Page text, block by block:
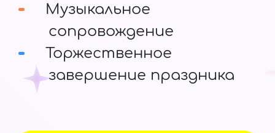
Музыкальное
сопровождение
Торжественное
завершение праздника